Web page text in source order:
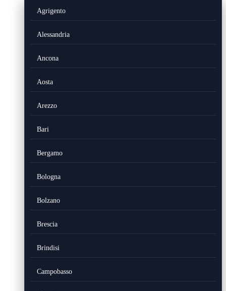
Agrigento
Alessandria
Ancona
Aosta
Arezzo
Bari
Bergamo
Bologna
Bolzano
Brescia
Brindisi
Campobasso